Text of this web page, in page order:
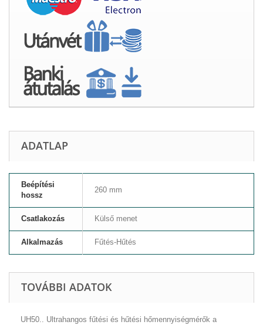
ADATLAP
Beépítési
hossz
260 mm
Csatlakozás Külső menet
Alkalmazás Fűtés-Hűtés
TOVÁBBI ADATOK
UH50.. Ultrahangos fűtési és hűtési hőmennyiségmérők a